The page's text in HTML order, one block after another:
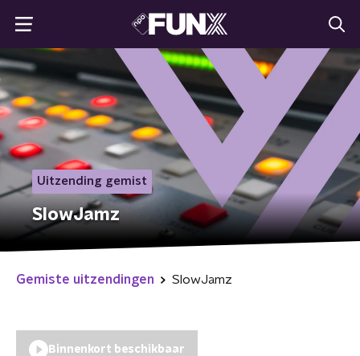
Uitzending gemist
SlowJamz
Gemiste uitzendingen SlowJamz
Binnenkort beschikbaar